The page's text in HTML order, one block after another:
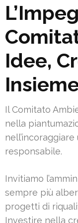
Idee,
Il Comitato
nella
responsabile.
Invitiamo
sempre più
progetti di
Investire nella